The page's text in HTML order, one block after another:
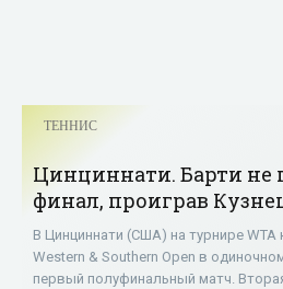
ТЕННИС
Цинциннати. Барти не
финал, проиграв
«ТЕННИС»
В Цинциннати (США) на турнире WTA
Western & Southern Open в
первый полуфинальный матч.